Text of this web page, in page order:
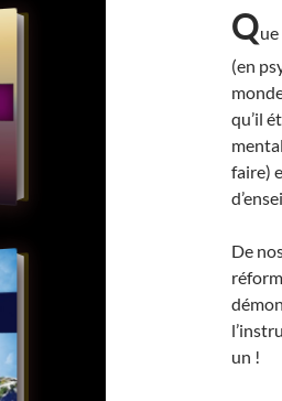
Q
(en
qu’il
faire)
De
un !